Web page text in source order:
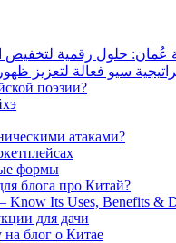
حلول رقمية لتخفيض
سيو فعالة لتعزيز
поэзии?
атаками?
формы
блога про Китай?
Know Its Uses, Benefits &
для дачи
на блог о Китае